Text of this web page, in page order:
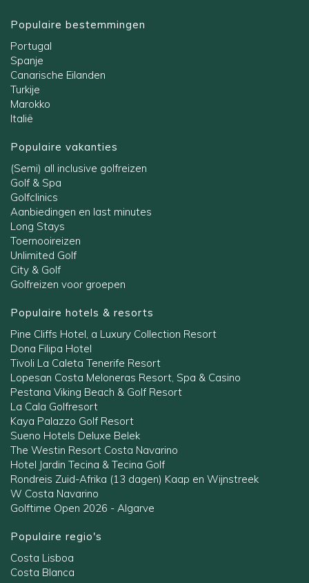
Populaire bestemmingen
Portugal
Spanje
Canarische Eilanden
Turkije
Marokko
Italië
Populaire vakanties
(Semi) all inclusive golfreizen
Golf & Spa
Golfclinics
Aanbiedingen en last minutes
Long Stays
Toernooireizen
Unlimited Golf
City & Golf
Golfreizen voor groepen
Populaire hotels & resorts
Pine Cliffs Hotel, a Luxury Collection Resort
Dona Filipa Hotel
Tivoli La Caleta Tenerife Resort
Lopesan Costa Meloneras Resort, Spa & Casino
Pestana Viking Beach & Golf Resort
La Cala Golfresort
Kaya Palazzo Golf Resort
Sueno Hotels Deluxe Belek
The Westin Resort Costa Navarino
Hotel Jardin Tecina & Tecina Golf
Rondreis Zuid-Afrika (13 dagen) Kaap en Wijnstreek
W Costa Navarino
Golftime Open 2026 - Algarve
Populaire regio's
Costa Lisboa
Costa Blanca